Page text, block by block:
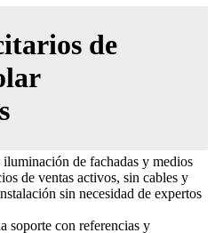
de
de fachadas y medios
de ventas activos, sin cables y
sin necesidad de expertos
soporte con referencias y